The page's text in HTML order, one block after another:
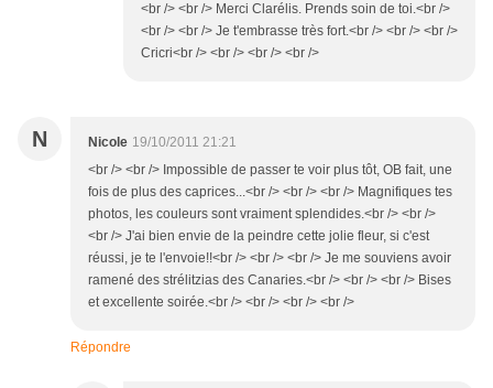
<br /> <br /> Merci Clarélis. Prends soin de toi.<br />
<br /> <br /> Je t'embrasse très fort.<br /> <br /> <br />
Cricri<br /> <br /> <br /> <br />
N Nicole 19/10/2011 21:21
<br /> <br /> Impossible de passer te voir plus tôt, OB fait, une
fois de plus des caprices...<br /> <br /> <br /> Magnifiques tes
photos, les couleurs sont vraiment splendides.<br /> <br />
<br /> J'ai bien envie de la peindre cette jolie fleur, si c'est
réussi, je te l'envoie!!<br /> <br /> <br /> Je me souviens avoir
ramené des strélitzias des Canaries.<br /> <br /> <br /> Bises
et excellente soirée.<br /> <br /> <br /> <br />
Répondre